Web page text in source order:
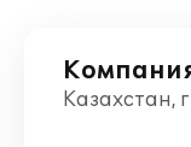
Казахстан,